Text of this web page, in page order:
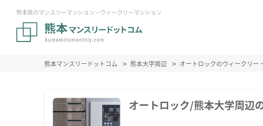
熊本県のマンスリーマンション・ウィークリーマンション
熊本マンスリードットコム 熊本大学周辺 オートロックのウィークリー
オートロック/熊本大学周辺